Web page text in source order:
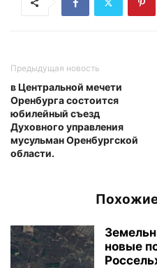
Предыдущая новость
в Центральной мечети
Оренбурга состоится
юбилейный съезд
Духовного управления
мусульман Оренбургской
области.
новые